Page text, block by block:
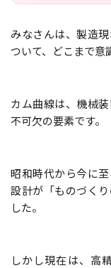
みなさんは、製造
ついて、どこまで意
カム曲線は、機械
不可欠の要素です。
昭和時代から今に
設計が「ものづく
した。
しかし現在は、高